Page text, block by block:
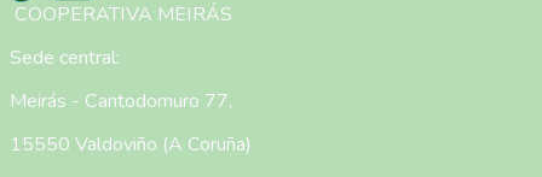
COOPERATIVA MEIRÁS
Sede central:
Meirás - Cantodomuro 77,
15550 Valdoviño (A Coruña)